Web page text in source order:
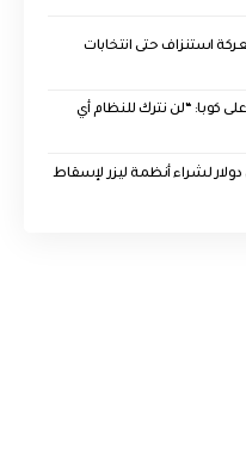
استنزاف حتى انتخابات
“لن نترك للنظام أي
يخصص 400 مليون دولار لشراء أنظمة ليزر لإسقاط